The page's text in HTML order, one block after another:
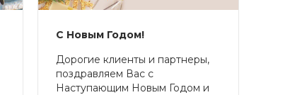
С Новым Годом!
Дорогие клиенты и партнеры,
поздравляем Вас с
Наступающим Новым Годом и